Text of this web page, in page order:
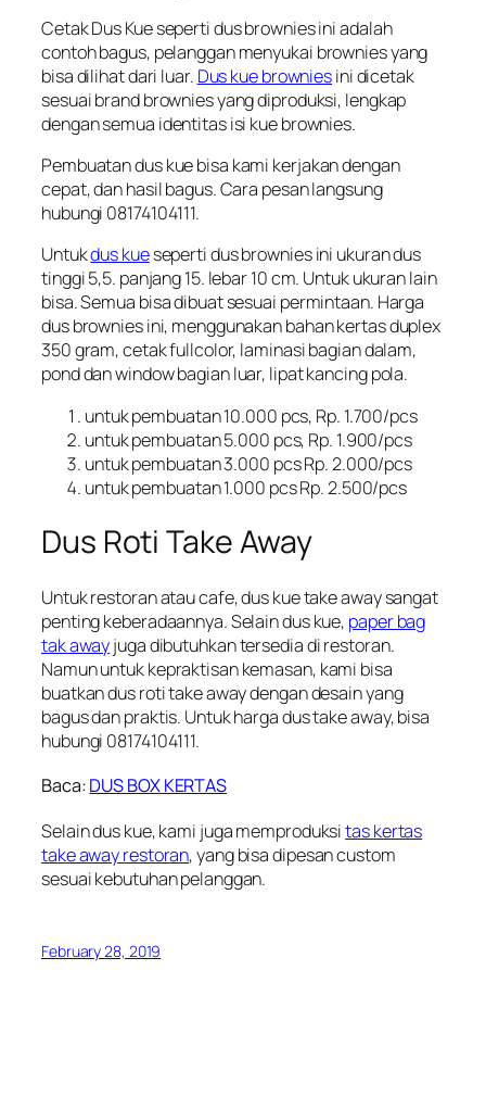
Cetak Dus Kue seperti dus brownies ini adalah
contoh bagus, pelanggan menyukai brownies yang
bisa dilihat dari luar. Dus kue browniesini dicetak
sesuai brand brownies yang diproduksi, lengkap
dengan semua identitas isi kue brownies.
Pembuatan dus kue bisa kami kerjakan dengan
cepat, dan hasil bagus. Cara pesan langsung
hubungi 08174104111.
Untukdus kueseperti dus brownies ini ukuran dus
tinggi 5,5. panjang 15. lebar 10 cm. Untuk ukuran lain
bisa. Semua bisa dibuat sesuai permintaan. Harga
dus brownies ini, menggunakan bahan kertas duplex
350 gram, cetak fullcolor, laminasi bagian dalam,
pond dan window bagian luar, lipat kancing pola.
untuk pembuatan 10.000 pcs, Rp. 1.700/pcs
untuk pembuatan 5.000 pcs, Rp. 1.900/pcs
untuk pembuatan 3.000 pcs Rp. 2.000/pcs
untuk pembuatan 1.000 pcs Rp. 2.500/pcs
Dus Roti Take Away
Untuk restoran atau cafe, dus kue take away sangat
penting keberadaannya. Selain dus kue, paper bag
tak awayjuga dibutuhkan tersedia di restoran.
Namun untuk kepraktisan kemasan, kami bisa
buatkan dus roti take away dengan desain yang
bagus dan praktis. Untuk harga dus take away, bisa
hubungi 08174104111.
Baca:DUS BOX KERTAS
Selain dus kue, kami juga memproduksitas kertas
take away restoran, yang bisa dipesan custom
sesuai kebutuhan pelanggan.
February 28, 2019